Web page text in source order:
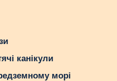
канікули
морі